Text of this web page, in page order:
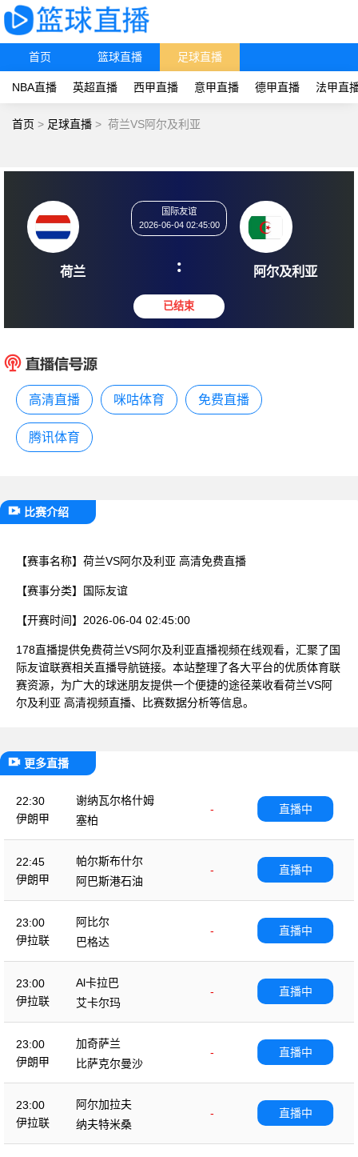
首页 篮球直播 足球直播
NBA直播 英超直播 西甲直播 意甲直播 德甲直播 法甲直
首页 > 足球直播 > 荷兰VS阿尔及利亚
荷兰
2026-06-04 02:45:00
: 阿尔
高清直播 咪咕体育 免费直播
腾讯体育
比赛介绍
【赛事名称】 荷兰VS阿尔及利亚 高清免费直播
【赛事分类】 国际友谊
【开赛时间】 2026-06-04 02:45:00
178直播提供免费荷兰VS阿尔及利亚直播视频在线观看，汇聚了国
际友谊联赛相关直播导航链接。本站整理了各大平台的优质体育联
赛资源，为广大的球迷朋友提供一个便捷的途径莱收看荷兰VS阿
尔及利亚 高清视频直播、比赛数据分析等信息。
更多直播
22:30
伊朗甲
谢纳瓦尔格什姆
-
塞柏
直播中
22:45
伊朗甲
帕尔斯布什尔
-
阿巴斯港石油
直播中
23:00
伊拉联
阿比尔
-
巴格达
直播中
23:00
伊拉联
Al卡拉巴
-
艾卡尔玛
直播中
23:00
伊朗甲
加奇萨兰
-
比萨克尔曼沙
直播中
23:00
伊拉联
阿尔加拉夫
-
纳夫特米桑
直播中